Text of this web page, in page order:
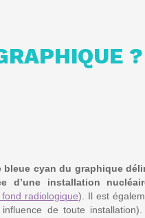
?
cyan du graphique
d’une installation
radiologique). Il est
de toute